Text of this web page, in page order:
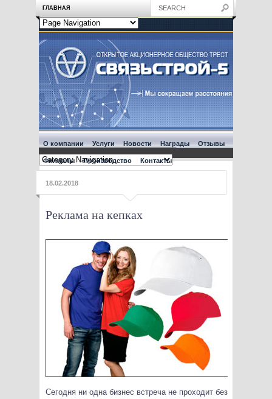
ГЛАВНАЯ
О компании Услуги Новости Награды Отзывы
Филиалы Производство Контакты
18.02.2018
Реклама на кепках
Сегодня ни одна бизнес встреча не проходит без